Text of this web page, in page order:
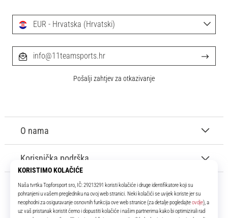
O nama
Korisnička podrška
EUR - Hrvatska (Hrvatski)
info@11teamsports.hr
Pošalji zahtjev za otkazivanje